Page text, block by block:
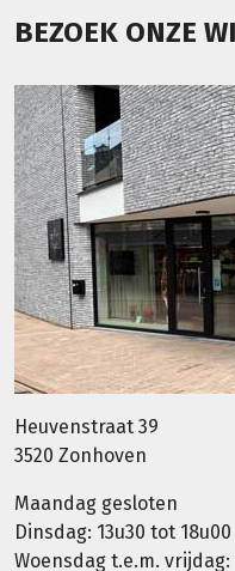
BEZOEK ONZE
Heuvenstraat 39
3520 Zonhoven
Maandag gesloten
Dinsdag: 13u30 tot 18u00
Woensdag t.e.m.